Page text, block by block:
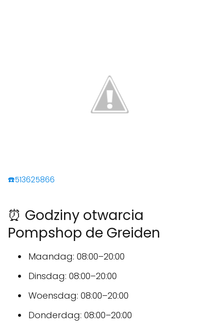
☎️513625866
⏰ Godziny otwarcia
Pompshop de Greiden
Maandag: 08:00–20:00
Dinsdag: 08:00–20:00
Woensdag: 08:00–20:00
Donderdag: 08:00–20:00